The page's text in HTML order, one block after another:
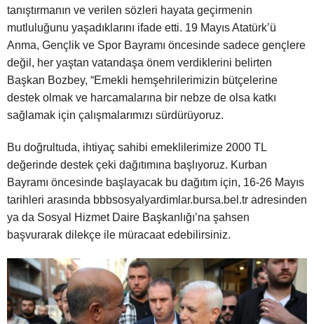
tanıştırmanın ve verilen sözleri hayata geçirmenin
mutluluğunu yaşadıklarını ifade etti. 19 Mayıs Atatürk’ü
Anma, Gençlik ve Spor Bayramı öncesinde sadece gençlere
değil, her yaştan vatandaşa önem verdiklerini belirten
Başkan Bozbey, “Emekli hemşehrilerimizin bütçelerine
destek olmak ve harcamalarına bir nebze de olsa katkı
sağlamak için çalışmalarımızı sürdürüyoruz.
Bu doğrultuda, ihtiyaç sahibi emeklilerimize 2000 TL
değerinde destek çeki dağıtımına başlıyoruz. Kurban
Bayramı öncesinde başlayacak bu dağıtım için, 16-26 Mayıs
tarihleri arasında bbbsosyalyardimlar.bursa.bel.tr adresinden
ya da Sosyal Hizmet Daire Başkanlığı’na şahsen
başvurarak dilekçe ile müracaat edebilirsiniz.